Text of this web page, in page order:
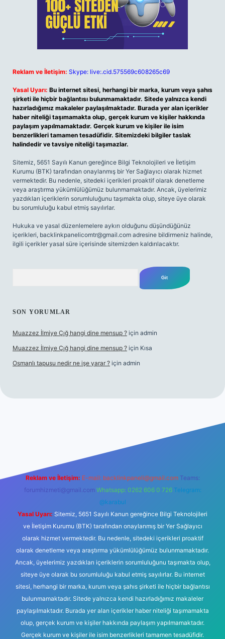
Reklam ve İletişim: Skype: live:.cid.575569c608265c69
Yasal Uyarı: Bu internet sitesi, herhangi bir marka, kurum veya şahıs
şirketi ile hiçbir bağlantısı bulunmamaktadır. Sitede yalnızca kendi
hazırladığımız makaleler paylaşılmaktadır. Burada yer alan içerikler
haber niteliği taşımamakta olup, gerçek kurum ve kişiler hakkında
paylaşım yapılmamaktadır. Gerçek kurum ve kişiler ile isim
benzerlikleri tamamen tesadüfidir. Sitemizdeki bilgiler taslak
halindedir ve tavsiye niteliği taşımazlar.
Sitemiz, 5651 Sayılı Kanun gereğince Bilgi Teknolojileri ve İletişim
Kurumu (BTK) tarafından onaylanmış bir Yer Sağlayıcı olarak hizmet
vermektedir. Bu nedenle, sitedeki içerikleri proaktif olarak denetleme
veya araştırma yükümlülüğümüz bulunmamaktadır. Ancak, üyelerimiz
yazdıkları içeriklerin sorumluluğunu taşımakta olup, siteye üye olarak
bu sorumluluğu kabul etmiş sayılırlar.
Hukuka ve yasal düzenlemelere aykırı olduğunu düşündüğünüz
içerikleri, backlinkpanelicomtr@gmail.com adresine bildirmeniz halinde,
ilgili içerikler yasal süre içerisinde sitemizden kaldırılacaktır.
SON YORUMLAR
Muazzez İlmiye Çığ hangi dine mensup ? için admin
Muazzez İlmiye Çığ hangi dine mensup ? için Kısa
Osmanlı tapusu nedir ne işe yarar ? için admin
m elexbet
Reklam ve İletişim: E-mail: backlinkpaneli@gmail.com Teams:
forumhizmeti@gmail.com Whatsapp: 0262 606 0 726 Telegram:
@karabul
Yasal Uyarı: Sitemiz, 5651 Sayılı Kanun gereğince Bilgi Teknolojileri
ve İletişim Kurumu (BTK) tarafından onaylanmış bir Yer Sağlayıcı
olarak hizmet vermektedir. Bu nedenle, sitedeki içerikleri proaktif
olarak denetleme veya araştırma yükümlülüğümüz bulunmamaktadır.
Ancak, üyelerimiz yazdıkları içeriklerin sorumluluğunu taşımakta olup,
siteye üye olarak bu sorumluluğu kabul etmiş sayılırlar. Bu internet
sitesi, herhangi bir marka, kurum veya şahıs şirketi ile hiçbir bağlantısı
bulunmamaktadır. Sitede yalnızca kendi hazırladığımız makaleler
paylaşılmaktadır. Burada yer alan içerikler haber niteliği taşımamakta
olup, gerçek kurum ve kişiler hakkında paylaşım yapılmamaktadır.
Gerçek kurum ve kişiler ile isim benzerlikleri tamamen tesadüfidir.